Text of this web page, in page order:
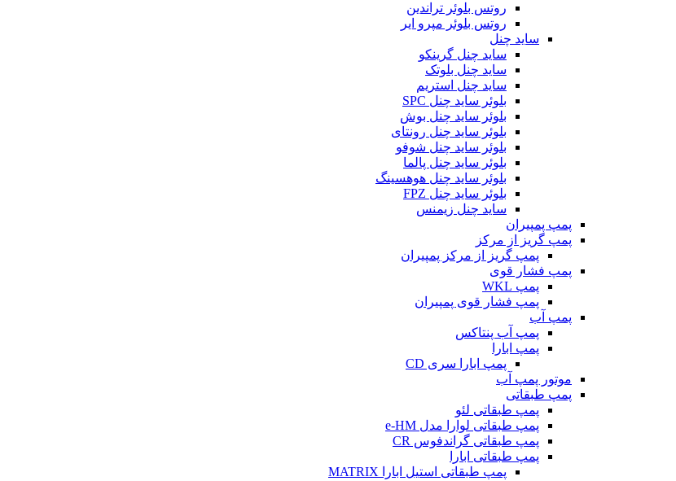
روتس بلوئر تراندین
روتس بلوئر مپرو ایر
ساید چنل
ساید چنل گرینکو
ساید چنل بلوتک
ساید چنل استریم
بلوئر ساید چنل SPC
بلوئر ساید چنل بوش
بلوئر ساید چنل رونتای
بلوئر ساید چنل شوفو
بلوئر ساید چنل پالما
بلوئر ساید چنل هوهسینگ
بلوئر ساید چنل FPZ
ساید چنل زیمنس
پمپ پمپیران
پمپ گریز از مرکز
پمپ گریز از مرکز پمپیران
پمپ فشار قوی
پمپ WKL
پمپ فشار قوی پمپیران
پمپ آب
پمپ آب پنتاکس
پمپ ابارا
پمپ ابارا سری CD
موتور پمپ آب
پمپ طبقاتی
پمپ طبقاتی لئو
پمپ طبقاتی لوارا مدل e-HM
پمپ طبقاتی گراندفوس CR
پمپ طبقاتی ابارا
پمپ طبقاتی استیل ابارا MATRIX